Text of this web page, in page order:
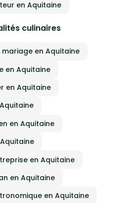
en Aquitaine
culinaires
en Aquitaine
en Aquitaine
en Aquitaine
en Aquitaine
en Aquitaine
en Aquitaine
en Aquitaine